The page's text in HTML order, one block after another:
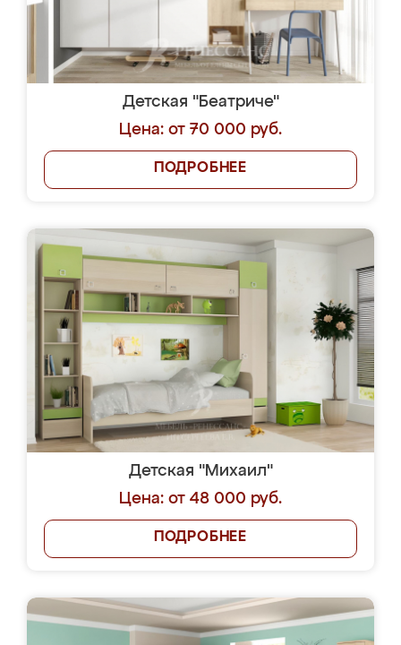
Детская "Беатриче"
Цена: от 70 000 руб.
ПОДРОБНЕЕ
Детская "Михаил"
Цена: от 48 000 руб.
ПОДРОБНЕЕ